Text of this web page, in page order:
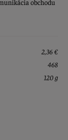
obchodu
2,36 €
468
120 g